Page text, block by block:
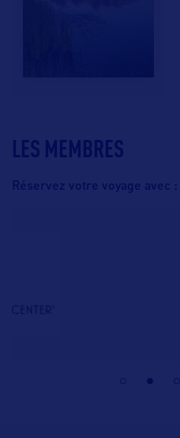
LES MEMBRES
Réservez votre voyage avec :